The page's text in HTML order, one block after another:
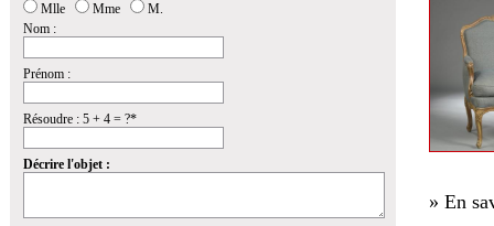
Mlle
Mme
M.
Nom :
Prénom :
Résoudre : 5 + 4 = ?*
Décrire l'objet :
» En